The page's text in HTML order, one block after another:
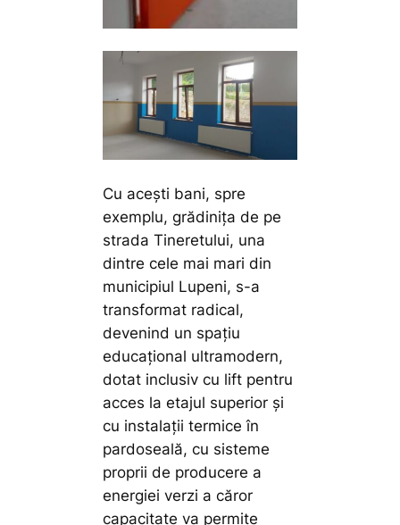
Cu acești bani, spre
exemplu, grădinița de pe
strada Tineretului, una
dintre cele mai mari din
municipiul Lupeni, s-a
transformat radical,
devenind un spațiu
educațional ultramodern,
dotat inclusiv cu lift pentru
acces la etajul superior și
cu instalații termice în
pardoseală, cu sisteme
proprii de producere a
energiei verzi a căror
capacitate va permite